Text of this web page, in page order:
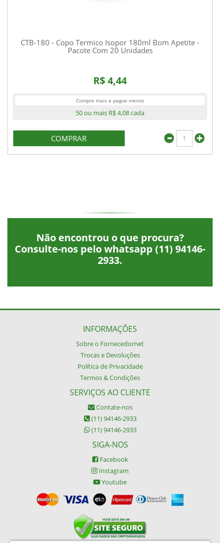
CTB-180 - Copo Termico Isopor 180ml Bom Apetite -
Pacote Com 20 Unidades
R$ 4,44
Compre mais e pague menos
50 ou mais R$ 4,08cada
COMPRAR
Não encontrou o que procura?
Consulte-nos pelo whatsapp (11) 94146-
2933.
INFORMAÇÕES
Sobre o Fornecedornet
Trocas e Devoluções
Política de Privacidade
Termos & Condições
SERVIÇOS AO CLIENTE
Contate-nos
(11) 94146-2933
(11) 94146-2933
SIGA-NOS
Facebook
Instagram
Youtube